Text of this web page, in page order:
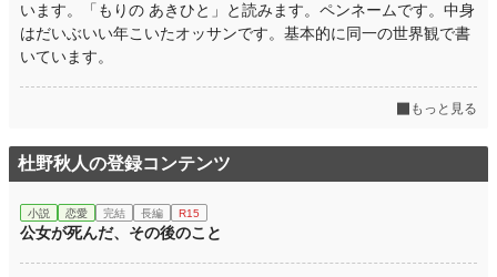
います。「もりの あきひと」と読みます。ペンネームです。中身
はだいぶいい年こいたオッサンです。基本的に同一の世界観で書
いています。
もっと見る
杜野秋人の登録コンテンツ
小説 恋愛 完結 長編 R15
公女が死んだ、その後のこと